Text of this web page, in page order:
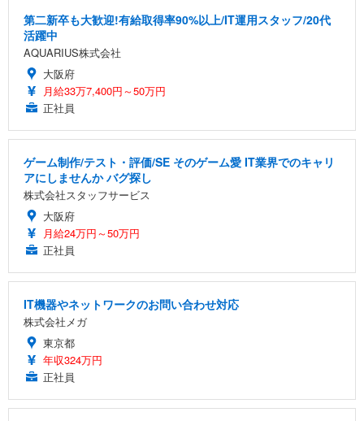
第二新卒も大歓迎!有給取得率90%以上/IT運用スタッフ/20代
活躍中
AQUARIUS株式会社
大阪府
月給33万7,400円～50万円
正社員
ゲーム制作/テスト・評価/SE そのゲーム愛 IT業界でのキャリ
アにしませんか バグ探し
株式会社スタッフサービス
大阪府
月給24万円～50万円
正社員
IT機器やネットワークのお問い合わせ対応
株式会社メガ
東京都
年収324万円
正社員